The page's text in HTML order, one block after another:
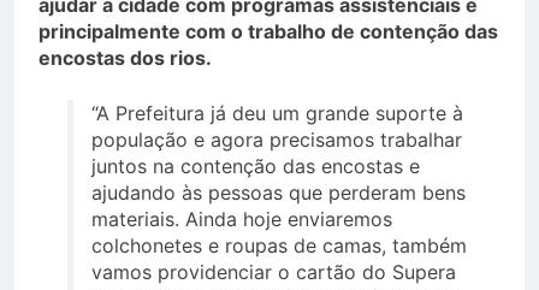
ajudar a cidade com programas assistenciais e
principalmente com o trabalho de contenção das
encostas dos rios.
“A Prefeitura já deu um grande suporte à
população e agora precisamos trabalhar
juntos na contenção das encostas e
ajudando às pessoas que perderam bens
materiais. Ainda hoje enviaremos
colchonetes e roupas de camas, também
vamos providenciar o cartão do Supera